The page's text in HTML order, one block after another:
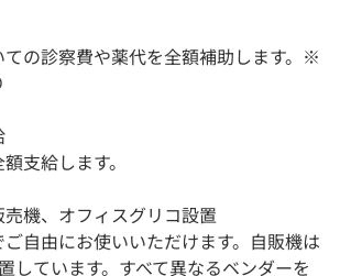
の診察費や薬代を全額補助します。※
支給します。
機、オフィスグリコ設置
自由にお使いいただけます。自販機は
しています。すべて異なるベンダーを